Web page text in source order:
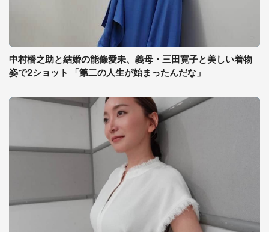
中村橋之助と結婚の能條愛未、義母・三田寛子と美しい着物
姿で2ショット 「第二の人生が始まったんだな」